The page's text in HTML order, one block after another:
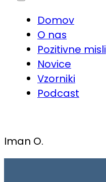
Domov
O nas
Pozitivne misli
Novice
Vzorniki
Podcast
Iman O.